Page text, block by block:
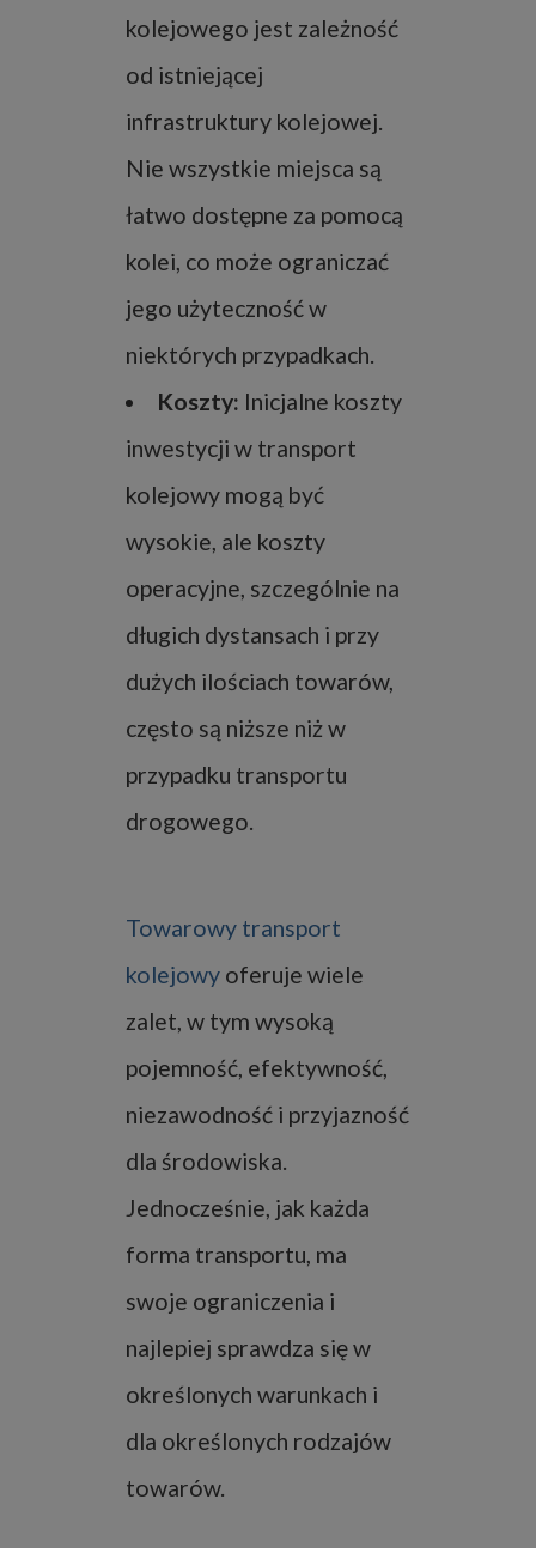
kolejowego jest zależność
od istniejącej
infrastruktury kolejowej.
Nie wszystkie miejsca są
łatwo dostępne za pomocą
kolei, co może ograniczać
jego użyteczność w
niektórych przypadkach.
Koszty: Inicjalne koszty
inwestycji w transport
kolejowy mogą być
wysokie, ale koszty
operacyjne, szczególnie na
długich dystansach i przy
dużych ilościach towarów,
często są niższe niż w
przypadku transportu
drogowego.
Towarowy transport
kolejowy oferuje wiele
zalet, w tym wysoką
pojemność, efektywność,
niezawodność i przyjazność
dla środowiska.
Jednocześnie, jak każda
forma transportu, ma
swoje ograniczenia i
najlepiej sprawdza się w
określonych warunkach i
dla określonych rodzajów
towarów.